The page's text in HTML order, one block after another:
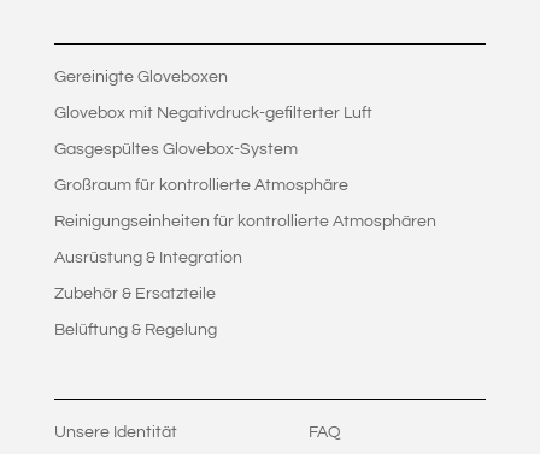
Gereinigte Gloveboxen
Glovebox mit Negativdruck-gefilterter Luft
Gasgespültes Glovebox-System
Großraum für kontrollierte Atmosphäre
Reinigungseinheiten für kontrollierte Atmosphären
Ausrüstung & Integration
Zubehör & Ersatzteile
Belüftung & Regelung
Unsere Identität FAQ